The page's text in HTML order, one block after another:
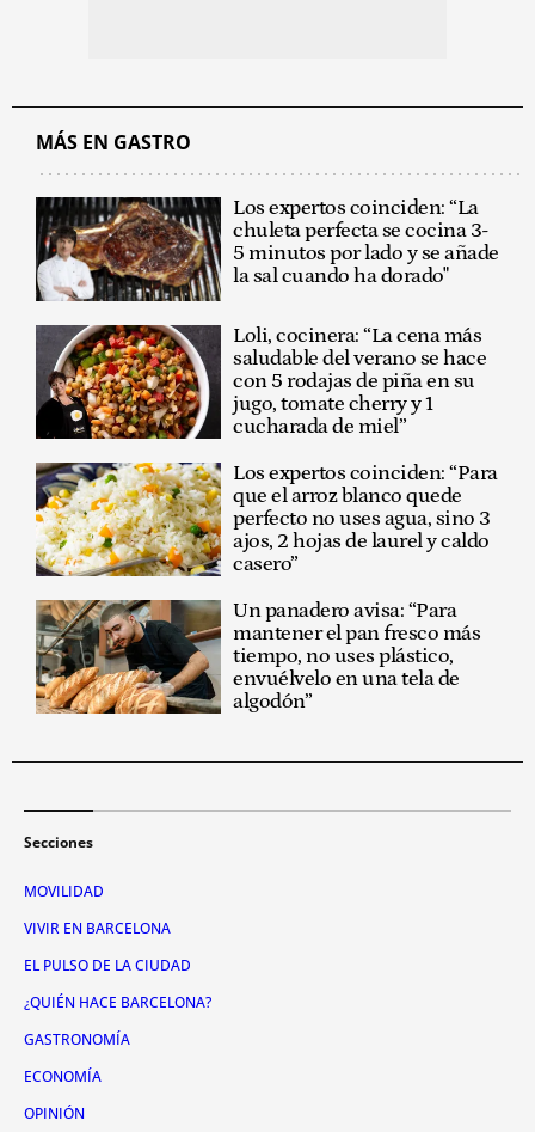
MÁS EN GASTRO
Los expertos coinciden: “La
chuleta perfecta se cocina 3-
5 minutos por lado y se añade
la sal cuando ha dorado"
Loli, cocinera: “La cena más
saludable del verano se hace
con 5 rodajas de piña en su
jugo, tomate cherry y 1
cucharada de miel”
Los expertos coinciden: “Para
que el arroz blanco quede
perfecto no uses agua, sino 3
ajos, 2 hojas de laurel y caldo
casero”
Un panadero avisa: “Para
mantener el pan fresco más
tiempo, no uses plástico,
envuélvelo en una tela de
algodón”
Secciones
MOVILIDAD
VIVIR EN BARCELONA
EL PULSO DE LA CIUDAD
¿QUIÉN HACE BARCELONA?
GASTRONOMÍA
ECONOMÍA
OPINIÓN